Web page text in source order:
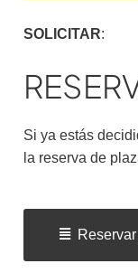
SOLICITAR:
Si ya estás
la reserva de